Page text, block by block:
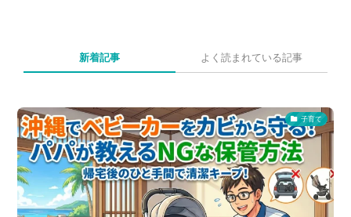
新着記事 よく読まれている記事
子育て